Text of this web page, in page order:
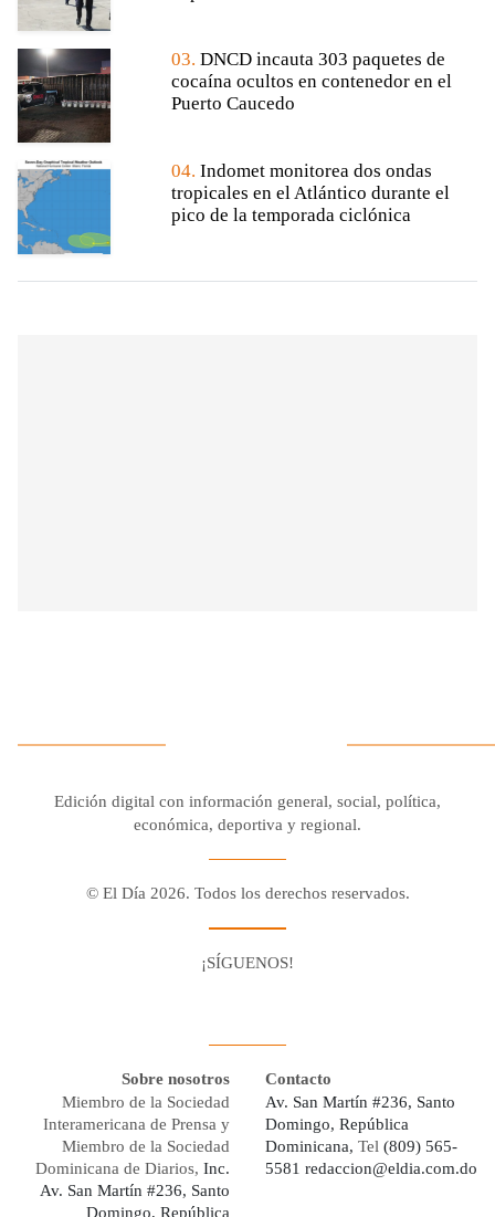
03. DNCD incauta 303 paquetes de
cocaína ocultos en contenedor en el
Puerto Caucedo
04. Indomet monitorea dos ondas
tropicales en el Atlántico durante el
pico de la temporada ciclónica
Edición digital con información general, social, política,
económica, deportiva y regional.
© El Día 2026. Todos los derechos reservados.
¡SÍGUENOS!
Sobre nosotros
Miembro de la Sociedad
Interamericana de Prensa y
Miembro de la Sociedad
Dominicana de Diarios, Inc.
Av. San Martín #236, Santo
Domingo, República
Contacto
Av. San Martín #236, Santo
Domingo, República
Dominicana, Tel (809) 565-
5581 redaccion@eldia.com.do